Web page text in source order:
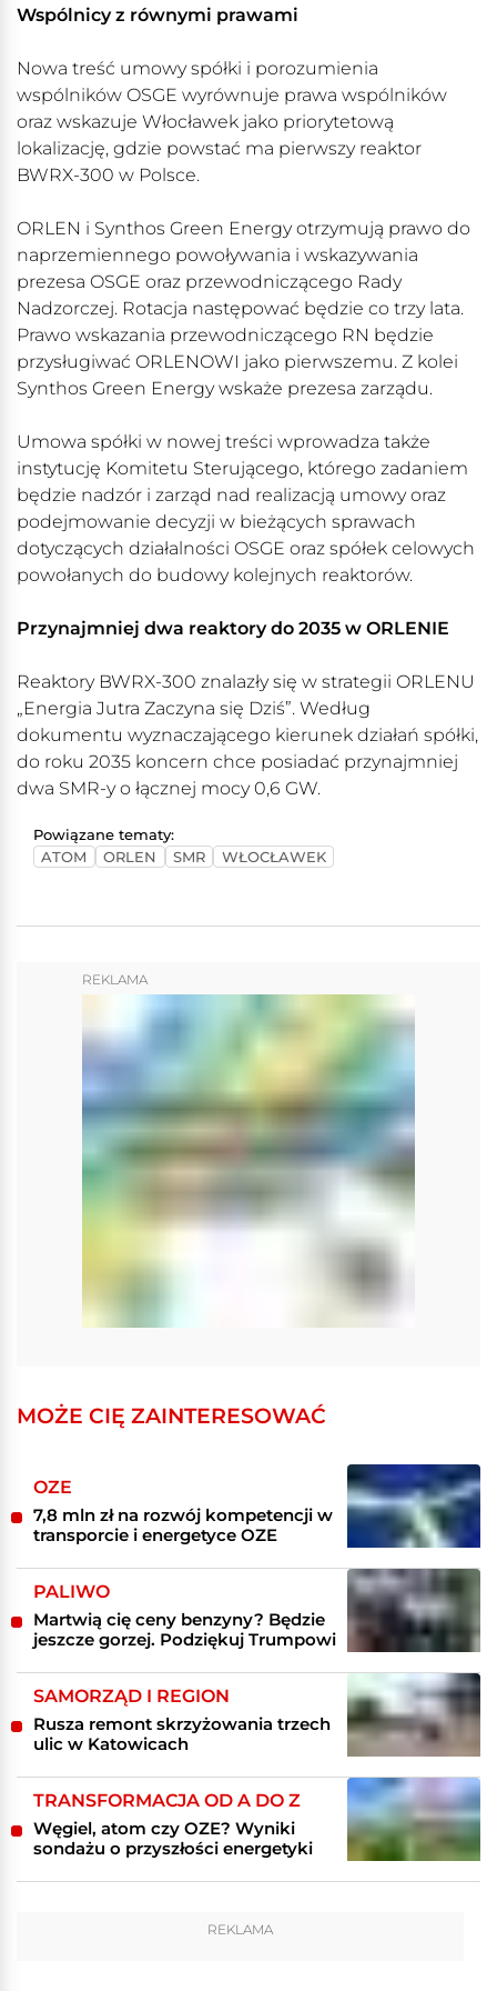
Wspólnicy z równymi prawami
Nowa treść umowy spółki i porozumienia
wspólników OSGE wyrównuje prawa wspólników
oraz wskazuje Włocławek jako priorytetową
lokalizację, gdzie powstać ma pierwszy reaktor
BWRX-300 w Polsce.
ORLEN i Synthos Green Energy otrzymują prawo do
naprzemiennego powoływania i wskazywania
prezesa OSGE oraz przewodniczącego Rady
Nadzorczej. Rotacja następować będzie co trzy lata.
Prawo wskazania przewodniczącego RN będzie
przysługiwać ORLENOWI jako pierwszemu. Z kolei
Synthos Green Energy wskaże prezesa zarządu.
Umowa spółki w nowej treści wprowadza także
instytucję Komitetu Sterującego, którego zadaniem
będzie nadzór i zarząd nad realizacją umowy oraz
podejmowanie decyzji w bieżących sprawach
dotyczących działalności OSGE oraz spółek celowych
powołanych do budowy kolejnych reaktorów.
Przynajmniej dwa reaktory do 2035 w ORLENIE
Reaktory BWRX-300 znalazły się w strategii ORLENU
„Energia Jutra Zaczyna się Dziś”. Według
dokumentu wyznaczającego kierunek działań spółki,
do roku 2035 koncern chce posiadać przynajmniej
dwa SMR-y o łącznej mocy 0,6 GW.
Powiązane tematy:
ATOM
ORLEN SMR WŁOCŁAWEK
REKLAMA
MOŻE CIĘ ZAINTERESOWAĆ
OZE
7,8 mln zł na rozwój kompetencji w
transporcie i energetyce OZE
PALIWO
Martwią cię ceny benzyny? Będzie
jeszcze gorzej. Podziękuj Trumpowi
SAMORZĄD I REGION
Rusza remont skrzyżowania trzech
ulic w Katowicach
TRANSFORMACJA OD A DO Z
Węgiel, atom czy OZE? Wyniki
sondażu o przyszłości energetyki
REKLAMA